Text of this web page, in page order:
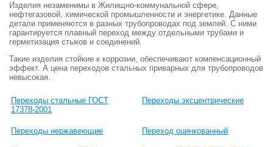
Изделия незаменимы в Жилищно-коммунальной сфере,
нефтегазовой, химической промышленности и энергетике. Данные
детали применяются в разных трубопроводах под землей. С ними
гарантируется плавный переход между отдельными трубами и
герметизация стыков и соединений.
Такие изделия стойкие к коррозии, обеспечивают компенсационный
эффект. А цена переходов стальных приварных для трубопроводов
невысокая.
Переходы стальные ГОСТ
17378-2001
Переходы эксцентрические
Переходы нержавеющие Переход оцинкованный